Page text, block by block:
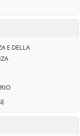
al
E DELLA